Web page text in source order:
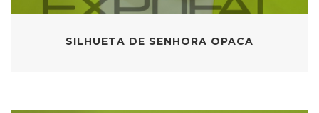
SILHUETA DE SENHORA OPACA